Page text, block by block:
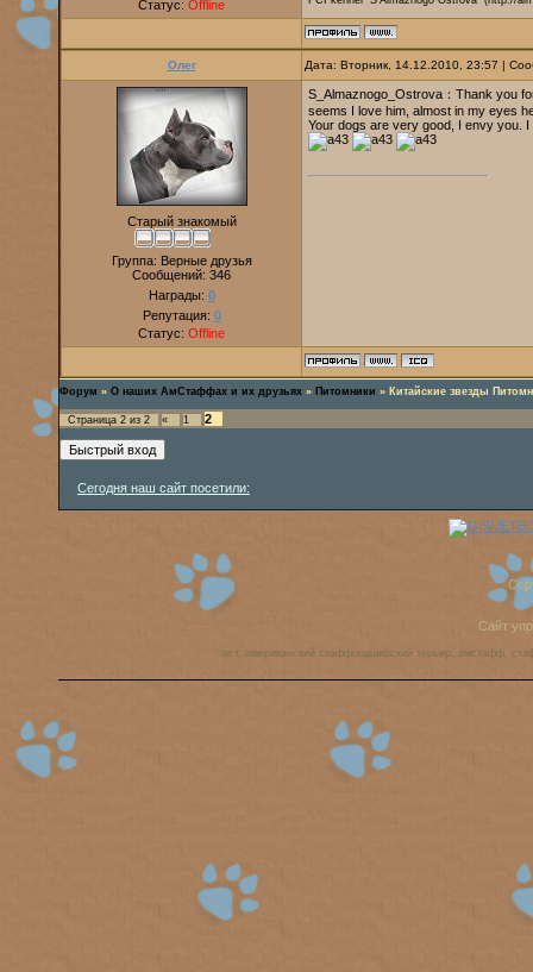
Статус: Offline
Олег Дата: Вторник, 14.12.2010, 23:57 |
Старый знакомый
Группа: Верные друзья
Сообщений: 346
Награды: 0
Репутация: 0
Статус: Offline
S_Almaznogo_Ostrova：Thank you
seems I love him, almost in my eyes
Your dogs are very good, I envy you.
Форум » О наших АмСтаффах и их друзьях » Питомники » Китайские звезды
Страница 2 из 2 « 1 2
Сегодня наш сайт посетили:
Сайт
аст, американский стаффордширский терьер, амстафф,